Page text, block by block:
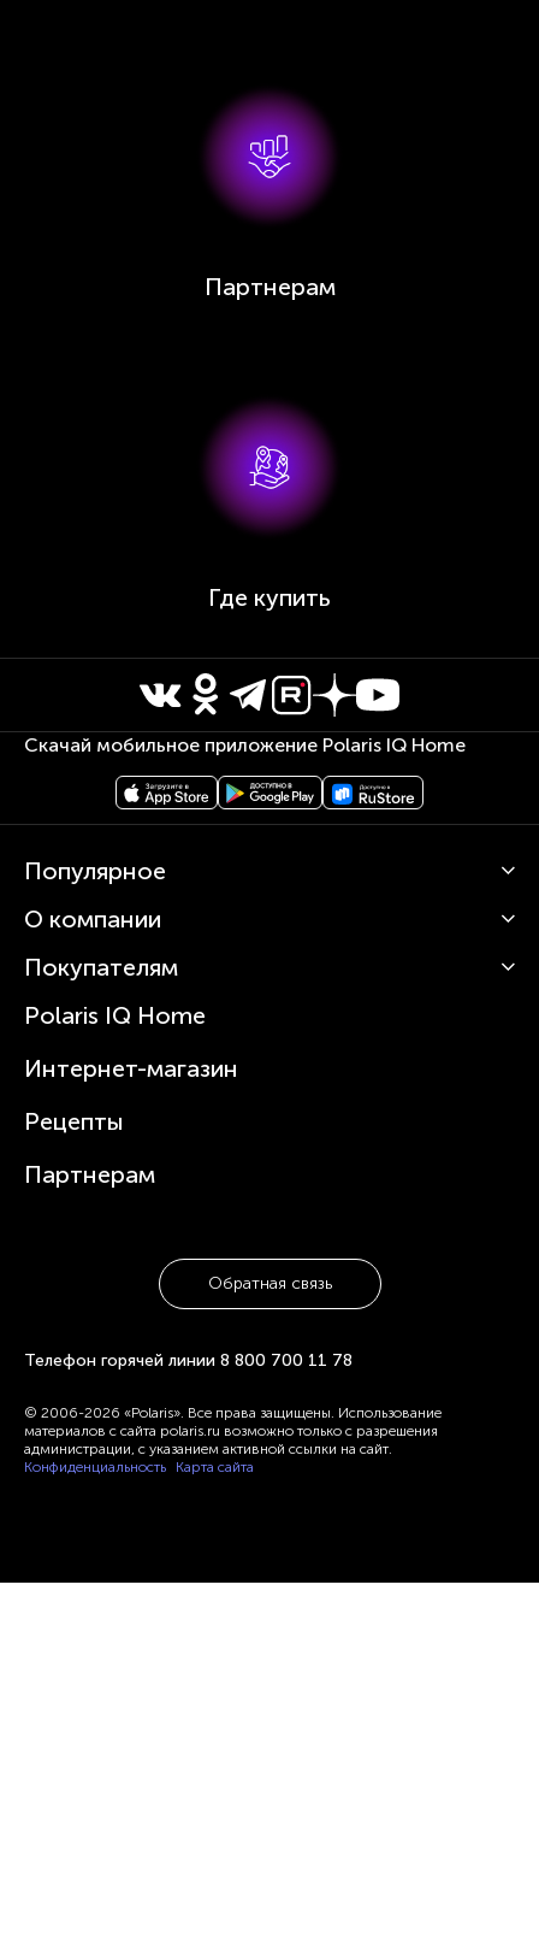
Партнерам
Где купить
Скачай мобильное приложение Polaris IQ Home
Популярное
Кофемашины
Вертикальные пылесосы
Зубные щетки и ирригаторы
Увлажнители
Посуда
О компании
О Polaris
Статьи
Покупателям
Сервисные центры
Где купить
Polaris IQ Home
Интернет-магазин
Рецепты
Партнерам
Обратная связь
Телефон горячей линии 8 800 700 11 78
© 2006-2026 «Polaris». Все права защищены. Использование
материалов с сайта polaris.ru возможно только с разрешения
администрации, с указанием активной ссылки на сайт.
Конфиденциальность
Карта сайта